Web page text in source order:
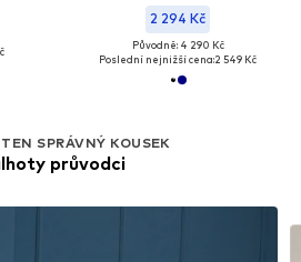
2 294 Kč
Původně: 4 290 Kč
Poslední nejnižší cena:2 549 Kč
SPRÁVNÝ KOUSEK
průvodci